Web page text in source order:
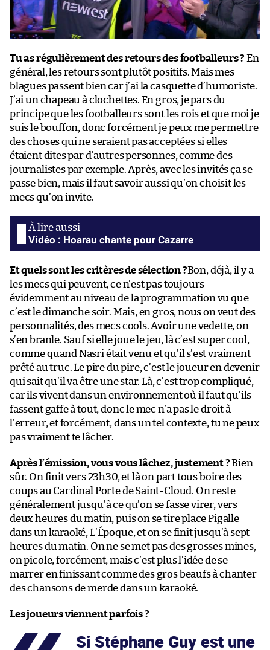
Tu as régulièrement des retours des footballeurs ? En
général, les retours sont plutôt positifs. Mais mes
blagues passent bien car j’ai la casquette d’humoriste.
J’ai un chapeau à clochettes. En gros, je pars du
principe que les footballeurs sont les rois et que moi je
suis le bouffon, donc forcément je peux me permettre
des choses qui ne seraient pas acceptées si elles
étaient dites par d’autres personnes, comme des
journalistes par exemple. Après, avec les invités ça se
passe bien, mais il faut savoir aussi qu’on choisit les
mecs qu’on invite.
Vidéo : Hoarau chante pour Cazarre
Et quels sont les critères de sélection ?Bon, déjà, il y a
les mecs qui peuvent, ce n’est pas toujours
évidemment au niveau de la programmation vu que
c’est le dimanche soir. Mais, en gros, nous on veut des
personnalités, des mecs cools. Avoir une vedette, on
s’en branle. Sauf si elle joue le jeu, là c’est super cool,
comme quand Nasri était venu et qu’il s’est vraiment
prêté au truc. Le pire du pire, c’est le joueur en devenir
qui sait qu’il va être une star. Là, c’est trop compliqué,
car ils vivent dans un environnement où il faut qu’ils
fassent gaffe à tout, donc le mec n’a pas le droit à
l’erreur, et forcément, dans un tel contexte, tu ne peux
pas vraiment te lâcher.
Après l’émission, vous vous lâchez, justement ?Bien
sûr. On finit vers 23h30, et là on part tous boire des
coups au Cardinal Porte de Saint-Cloud. On reste
généralement jusqu’à ce qu’on se fasse virer, vers
deux heures du matin, puis on se tire place Pigalle
dans un karaoké, L’Époque, et on se finit jusqu’à sept
heures du matin. On ne se met pas des grosses mines,
on picole, forcément, mais c’est plus l’idée de se
marrer en finissant comme des gros beaufs à chanter
des chansons de merde dans un karaoké.
Les joueurs viennent parfois ?
Si Stéphane Guy est une